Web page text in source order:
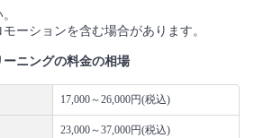
ーションを含む場合があります。
ニングの料金の相場
17,000～26,000円(税込)
23,000～37,000円(税込)